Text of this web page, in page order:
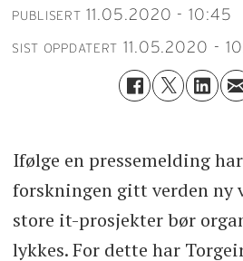
PUBLISERT 11.05.2020 - 10:45
SIST OPPDATERT 11.05.2020 -
Ifølge en pressemelding
forskningen gitt verden ny
store it-prosjekter bør
lykkes. For dette har